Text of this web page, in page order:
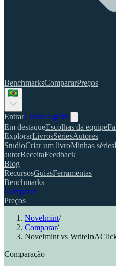
BenchmarksCompararPreços
EntrarComece grátis
Em destaqueEscolhas da equipe
ExplorarLivrosSériesAutores
StudioCriar um livroMinhas séries
autorReceitaFeedback
Blog
RecursosGuiasFerramentas
Benchmarks
Comparar
Preços
Novelmint/
Comparar/
Novelmint vs
Comparação